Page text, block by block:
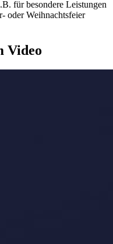
für besondere Leistungen
oder Weihnachtsfeier
Video